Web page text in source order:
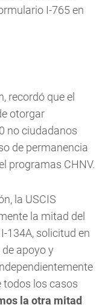
I-765 en
recordó que el
otorgar
no ciudadanos
de permanencia
programas CHNV.
la USCIS
la mitad del
134A, solicitud en
apoyo y
todos los casos
la otra mitad